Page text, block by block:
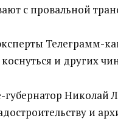
с провальной
ксперты Телеграмм-
и других
Николай
и